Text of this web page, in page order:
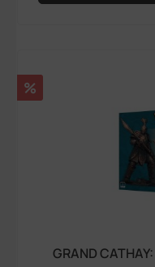
Rabatt
%
GRAND